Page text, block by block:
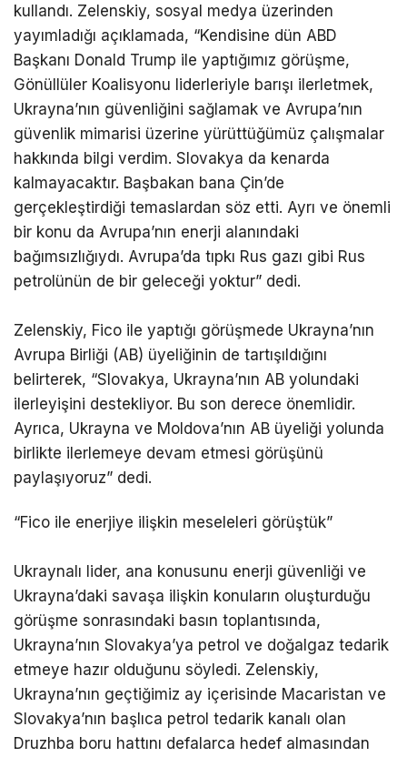
kullandı. Zelenskiy, sosyal medya üzerinden
yayımladığı açıklamada, “Kendisine dün ABD
Başkanı Donald Trump ile yaptığımız görüşme,
Gönüllüler Koalisyonu liderleriyle barışı ilerletmek,
Ukrayna’nın güvenliğini sağlamak ve Avrupa’nın
güvenlik mimarisi üzerine yürüttüğümüz çalışmalar
hakkında bilgi verdim. Slovakya da kenarda
kalmayacaktır. Başbakan bana Çin’de
gerçekleştirdiği temaslardan söz etti. Ayrı ve önemli
bir konu da Avrupa’nın enerji alanındaki
bağımsızlığıydı. Avrupa’da tıpkı Rus gazı gibi Rus
petrolünün de bir geleceği yoktur” dedi.
Zelenskiy, Fico ile yaptığı görüşmede Ukrayna’nın
Avrupa Birliği (AB) üyeliğinin de tartışıldığını
belirterek, “Slovakya, Ukrayna’nın AB yolundaki
ilerleyişini destekliyor. Bu son derece önemlidir.
Ayrıca, Ukrayna ve Moldova’nın AB üyeliği yolunda
birlikte ilerlemeye devam etmesi görüşünü
paylaşıyoruz” dedi.
“Fico ile enerjiye ilişkin meseleleri görüştük”
Ukraynalı lider, ana konusunu enerji güvenliği ve
Ukrayna’daki savaşa ilişkin konuların oluşturduğu
görüşme sonrasındaki basın toplantısında,
Ukrayna’nın Slovakya’ya petrol ve doğalgaz tedarik
etmeye hazır olduğunu söyledi. Zelenskiy,
Ukrayna’nın geçtiğimiz ay içerisinde Macaristan ve
Slovakya’nın başlıca petrol tedarik kanalı olan
Druzhba boru hattını defalarca hedef almasından